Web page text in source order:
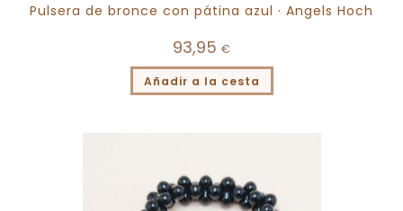
Pulsera de bronce con pátina azul · Angels Hoch
93,95 €
Añadir a la cesta